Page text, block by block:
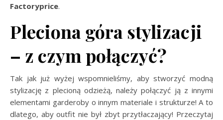
Factoryprice.
Pleciona góra stylizacji
– z czym połączyć?
Tak jak już wyżej wspomnieliśmy, aby stworzyć modną
stylizację z plecioną odzieżą, należy połączyć ją z innymi
elementami garderoby o innym materiale i strukturze! A to
dlatego, aby outfit nie był zbyt przytłaczający! Przeczytaj